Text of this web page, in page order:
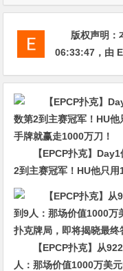
版权声明：
06:33:47 ，由
【EPCP扑克】
2到主赛冠军！HU他只用
就赢走1000万刀！
【EPCP扑克】从
人：那场价值1000万美